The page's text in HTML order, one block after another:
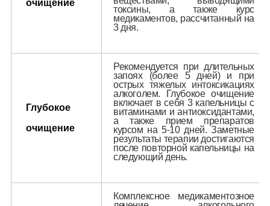
очищение
токсины, а также курс
медикаментов, рассчитанный на
3 дня.
Глубокое
очищение
Рекомендуется при длительных
запоях (более 5 дней) и при
острых тяжелых интоксикациях
алкоголем. Глубокое очищение
включает в себя 3 капельницы с
витаминами и антиоксидантами,
а также прием препаратов
курсом на 5-10 дней. Заметные
результаты терапии достигаются
после повторной капельницы на
следующий день.
Комплексное медикаментозное